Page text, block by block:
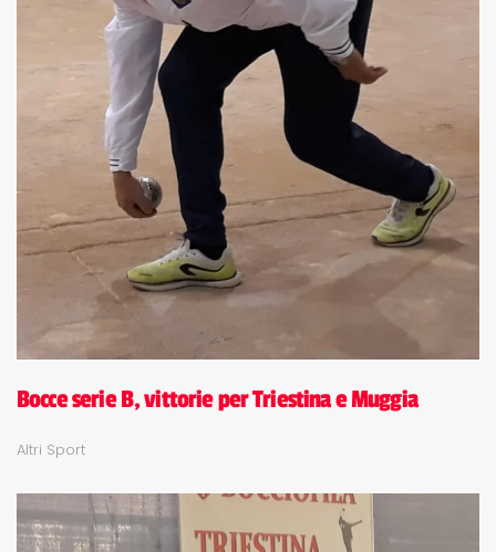
Bocce serie B, vittorie per Triestina e Muggia
Altri Sport